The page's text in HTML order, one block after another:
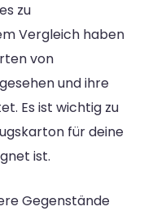
zu
Vergleich haben
von
und ihre
Es ist wichtig zu
für deine
ist.
Gegenstände